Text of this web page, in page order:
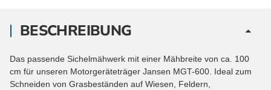
BESCHREIBUNG
Das passende Sichelmähwerk mit einer Mähbreite von ca. 100
cm für unseren Motorgeräteträger Jansen MGT-600. Ideal zum
Schneiden von Grasbeständen auf Wiesen, Feldern,